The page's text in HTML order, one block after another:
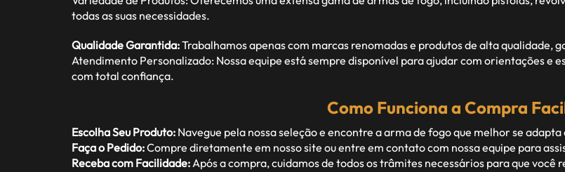
todas as suas necessidades.
Qualidade Garantida:Trabalhamos apenas com marcas renomadas e produtos de alta
Atendimento Personalizado: Nossa equipe está sempre disponível para ajudar com orientações e
com total confiança.
Como Funciona a Compra
Escolha Seu Produto: Navegue pela nossa seleção e encontre a arma de fogo que melhor se adapta
Faça o Pedido:Compre diretamente em nosso site ou entre em contato com nossa equipe para
Receba com Facilidade:Após a compra, cuidamos de todos os trâmites necessários para que